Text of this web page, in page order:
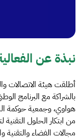
نبذة عن
هواوي، وجمعية حوكمة
من ابتكار الحلول
مجالات الفضاء والتقنية